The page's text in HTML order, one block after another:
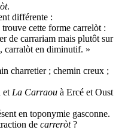
.
différente :
cette forme carrelòt :
de carrariam mais plutôt sur
carralòt en diminutif. »
charretier ; chemin creux ;
et La Carraou à Ercé et Oust
en toponymie gasconne.
de carreròt?